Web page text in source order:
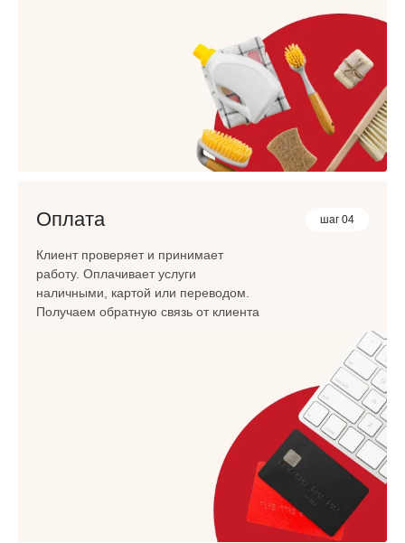
шаг 04
Оплата
Клиент проверяет и принимает
работу. Оплачивает услуги
наличными, картой или переводом.
Получаем обратную связь от клиента